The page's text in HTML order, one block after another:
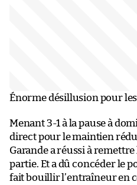
Énorme désillusion pour
Menant 3-1 à la pause à
direct pour le maintien
Garande a réussi à
partie. Et a dû concéder le
fait bouillir l’entraîneur en